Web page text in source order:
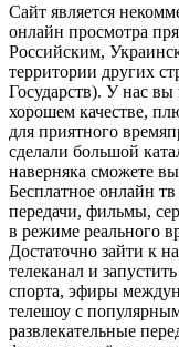
Сайт является
онлайн просмотра
Российским,
территории других
Государств). У нас
хорошем качестве,
для приятного
сделали большой
наверняка сможете
Бесплатное онлайн
передачи, фильмы,
в режиме реального
Достаточно зайти к
телеканал и
спорта, эфиры
телешоу с
развлекательные